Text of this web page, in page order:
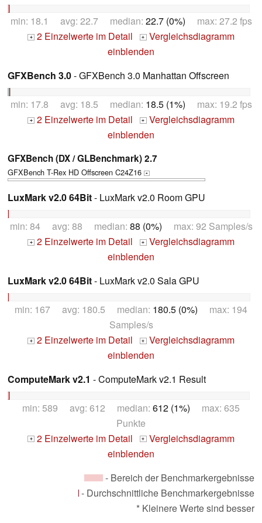
min: 18.1 avg: 22.7 median: 22.7 (0%) max: 27.2 fps
+ 2 Einzelwerte im Detail + Vergleichsdiagramm
einblenden
GFXBench 3.0- GFXBench 3.0 Manhattan Offscreen
min: 17.8 avg: 18.5 median: 18.5 (1%) max: 19.2 fps
+ 2 Einzelwerte im Detail + Vergleichsdiagramm
einblenden
GFXBench (DX / GLBenchmark) 2.7
GFXBench T-Rex HD Offscreen C24Z16 +
LuxMark v2.0 64Bit- LuxMark v2.0 Room GPU
min: 84 avg: 88 median: 88 (0%) max: 92 Samples/s
+ 2 Einzelwerte im Detail + Vergleichsdiagramm
einblenden
LuxMark v2.0 64Bit- LuxMark v2.0 Sala GPU
min: 167 avg: 180.5 median: 180.5 (0%) max: 194
Samples/s
+ 2 Einzelwerte im Detail + Vergleichsdiagramm
einblenden
ComputeMark v2.1 - ComputeMark v2.1 Result
min: 589 avg: 612 median: 612 (1%) max: 635
Punkte
+ 2 Einzelwerte im Detail + Vergleichsdiagramm
einblenden
- Bereich der Benchmarkergebnisse
- Durchschnittliche Benchmarkergebnisse
* Kleinere Werte sind besser